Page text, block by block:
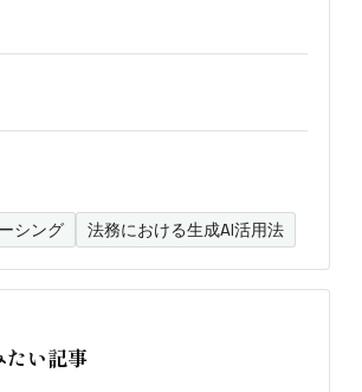
シング 法務における生成AI活用法
たい記事